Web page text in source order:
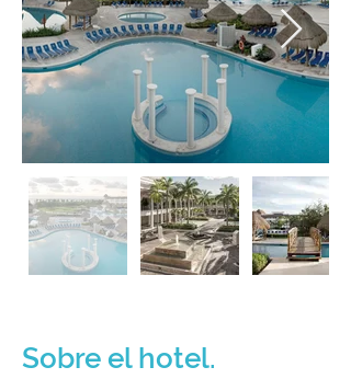
Sobre el hotel.